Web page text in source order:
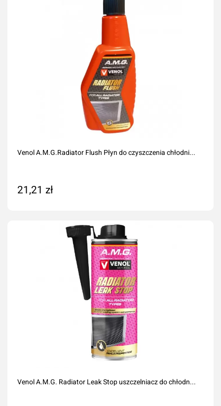
Venol A.M.G.Radiator Flush Płyn do czyszczenia chłodni...
21,21 zł
Venol A.M.G. Radiator Leak Stop uszczelniacz do chłodn...